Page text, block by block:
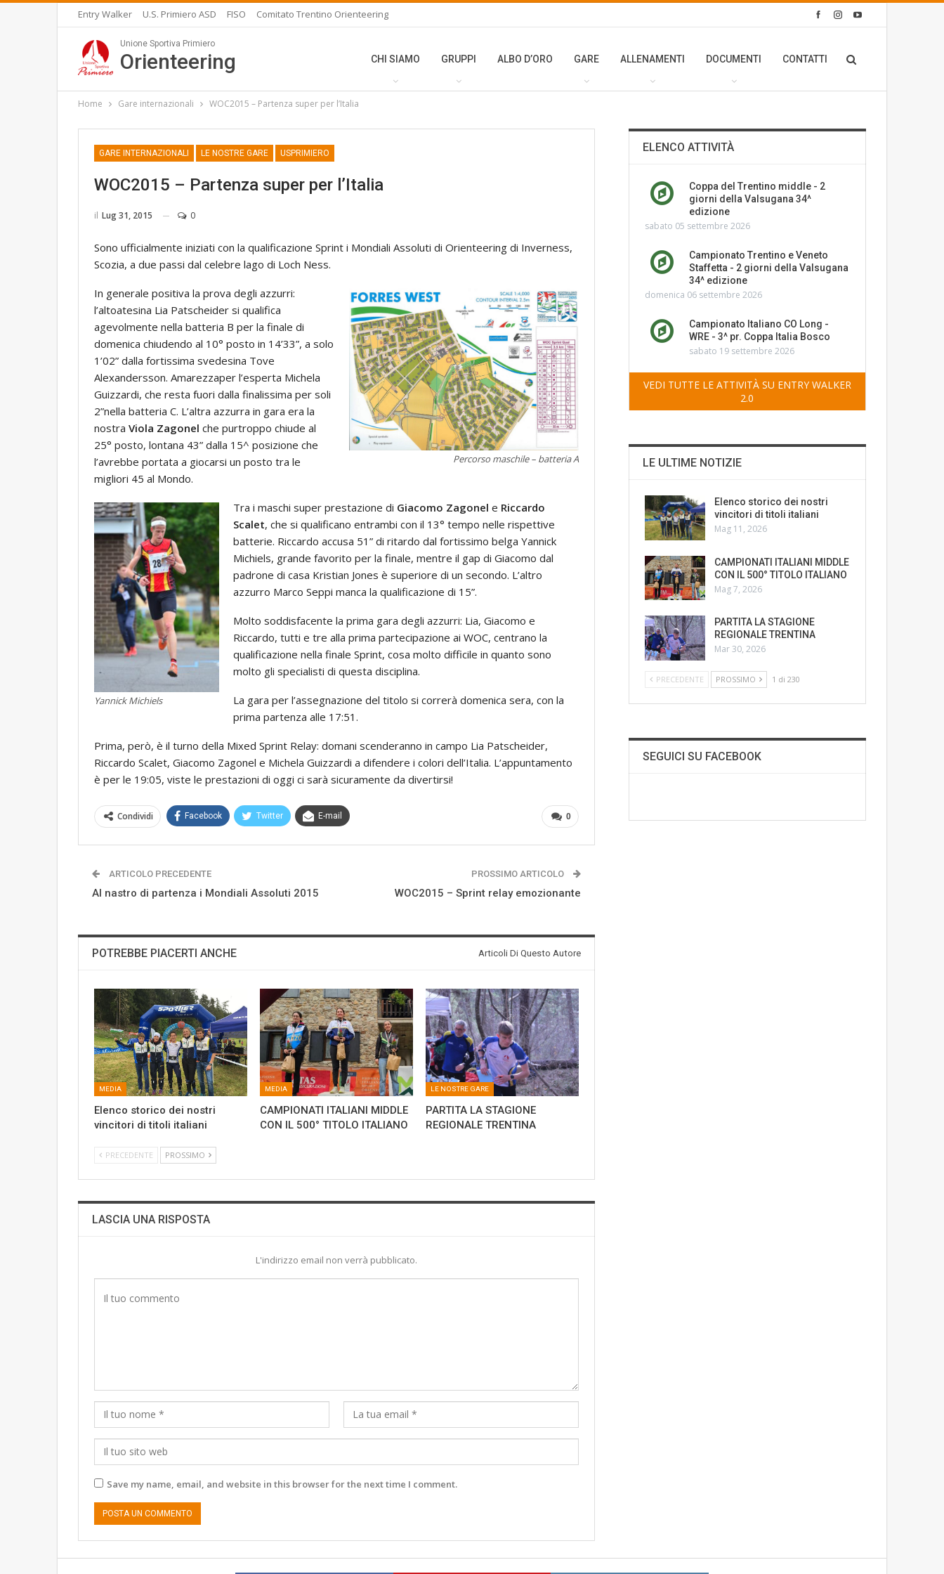
Entry Walker U.S. Primiero ASD FISO Comitato Trentino Orienteering
Unione Sportiva Primiero
Orienteering CHI SIAMO GRUPPI ALBO D’ORO GARE ALLENAMENTI DOCUMENTI CONTATTI
Home Gare internazionali WOC2015 – Partenza super per l’Italia
GARE INTERNAZIONALI LE NOSTRE GARE USPRIMIERO
WOC2015 – Partenza super per l’Italia
il Lug 31, 2015 0
Sono ufficialmente iniziati con la qualificazione Sprint i Mondiali Assoluti di Orienteering di Inverness,
Scozia, a due passi dal celebre lago di Loch Ness.
Percorso maschile – batteria A
In generale positiva la prova degli azzurri:
l’altoatesina Lia Patscheider si qualifica
agevolmente nella batteria B per la finale di
domenica chiudendo al 10° posto in 14’33”, a solo
1’02” dalla fortissima svedesina Tove
Alexandersson. Amarezzaper l’esperta Michela
Guizzardi, che resta fuori dalla finalissima per soli
2”nella batteria C. L’altra azzurra in gara era la
nostra Viola Zagonel che purtroppo chiude al
25° posto, lontana 43” dalla 15^ posizione che
l’avrebbe portata a giocarsi un posto tra le
migliori 45 al Mondo.
Yannick Michiels
Tra i maschi super prestazione di Giacomo Zagonel e Riccardo
Scalet, che si qualificano entrambi con il 13° tempo nelle rispettive
batterie. Riccardo accusa 51” di ritardo dal fortissimo belga Yannick
Michiels, grande favorito per la finale, mentre il gap di Giacomo dal
padrone di casa Kristian Jones è superiore di un secondo. L’altro
azzurro Marco Seppi manca la qualificazione di 15”.
Molto soddisfacente la prima gara degli azzurri: Lia, Giacomo e
Riccardo, tutti e tre alla prima partecipazione ai WOC, centrano la
qualificazione nella finale Sprint, cosa molto difficile in quanto sono
molto gli specialisti di questa disciplina.
La gara per l’assegnazione del titolo si correrà domenica sera, con la
prima partenza alle 17:51.
Prima, però, è il turno della Mixed Sprint Relay: domani scenderanno in campo Lia Patscheider,
Riccardo Scalet, Giacomo Zagonel e Michela Guizzardi a difendere i colori dell’Italia. L’appuntamento
è per le 19:05, viste le prestazioni di oggi ci sarà sicuramente da divertirsi!
0
Condividi Facebook Twitter E-mail
ARTICOLO PRECEDENTE
Al nastro di partenza i Mondiali Assoluti 2015
PROSSIMO ARTICOLO
WOC2015 – Sprint relay emozionante
POTREBBE PIACERTI ANCHE Articoli Di Questo Autore
MEDIA
Elenco storico dei nostri
vincitori di titoli italiani
MEDIA
CAMPIONATI ITALIANI MIDDLE
CON IL 500° TITOLO ITALIANO
LE NOSTRE GARE
PARTITA LA STAGIONE
REGIONALE TRENTINA
PRECEDENTE PROSSIMO
LASCIA UNA RISPOSTA
L'indirizzo email non verrà pubblicato.
Save my name, email, and website in this browser for the next time I comment.
ELENCO ATTIVITÀ
Coppa del Trentino middle - 2
giorni della Valsugana 34^
edizione
sabato 05 settembre 2026
Campionato Trentino e Veneto
Staffetta - 2 giorni della Valsugana
34^ edizione
domenica 06 settembre 2026
Campionato Italiano CO Long -
WRE - 3^ pr. Coppa Italia Bosco
sabato 19 settembre 2026
VEDI TUTTE LE ATTIVITÀ SU ENTRY WALKER
2.0
LE ULTIME NOTIZIE
Elenco storico dei nostri
vincitori di titoli italiani
Mag 11, 2026
CAMPIONATI ITALIANI MIDDLE
CON IL 500° TITOLO ITALIANO
Mag 7, 2026
PARTITA LA STAGIONE
REGIONALE TRENTINA
Mar 30, 2026
PRECEDENTE PROSSIMO 1 di 230
SEGUICI SU FACEBOOK